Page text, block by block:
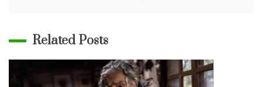
Related Posts